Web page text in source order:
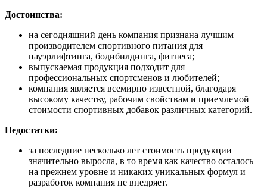
Достоинства:
на сегодняшний день компания признана лучшим
производителем спортивного питания для
пауэрлифтинга, бодибилдинга, фитнеса;
выпускаемая продукция подходит для
профессиональных спортсменов и любителей;
компания является всемирно известной, благодаря
высокому качеству, рабочим свойствам и приемлемой
стоимости спортивных добавок различных категорий.
Недостатки:
за последние несколько лет стоимость продукции
значительно выросла, в то время как качество осталось
на прежнем уровне и никаких уникальных формул и
разработок компания не внедряет.